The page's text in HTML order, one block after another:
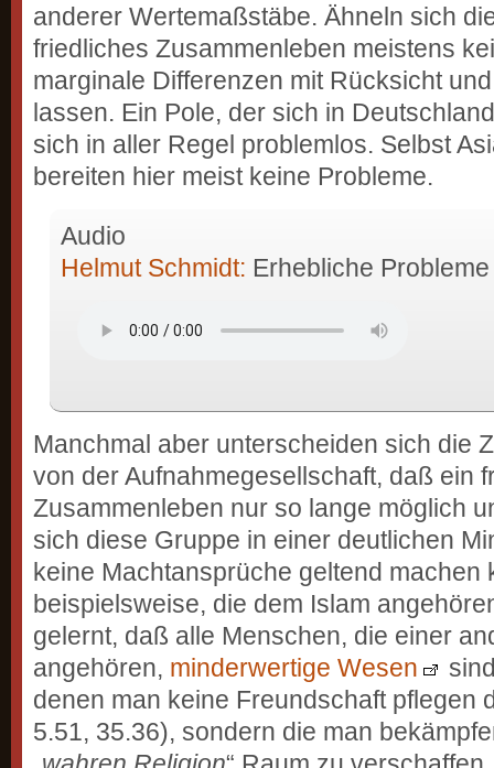
anderer Wertemaßstäbe. Ähneln sich
friedliches Zusammenleben meistens
marginale Differenzen mit Rücksicht
lassen. Ein Pole, der sich in
sich in aller Regel problemlos. Selbst
bereiten hier meist keine Probleme.
Audio
Helmut Schmidt: Erhebliche Probleme
Manchmal aber unterscheiden sich die
von der Aufnahmegesellschaft, daß ein
Zusammenleben nur so lange möglich
sich diese Gruppe in einer deutlichen
keine Machtansprüche geltend machen
beispielsweise, die dem Islam
gelernt, daß alle Menschen, die einer
angehören, minderwertige Wesen
denen man keine Freundschaft pflegen
5.51, 35.36), sondern die man